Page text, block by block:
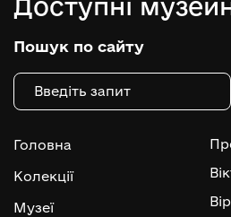
Пошук по сайту
Головна
Колекції
Музеї